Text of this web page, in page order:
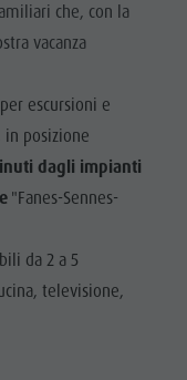
che, con la
vacanza
escursioni e
in posizione
dagli impianti
"Fanes-Sennes-
da 2 a 5
televisione,